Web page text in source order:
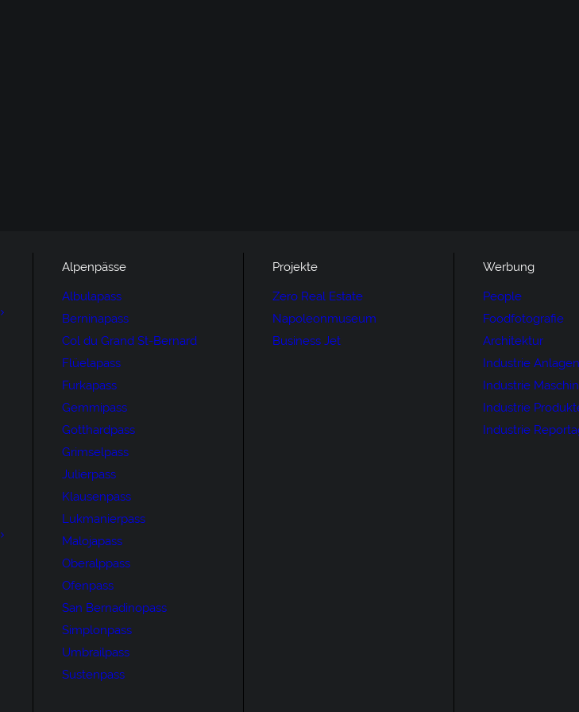
Alpenpässe
Albulapass
Berninapass
Col du Grand St-Bernard
Flüelapass
Furkapass
Gemmipass
Gotthardpass
Grimselpass
Julierpass
Klausenpass
Lukmanierpass
Malojapass
Oberalppass
Ofenpass
San Bernadinopass
Simplonpass
Umbrailpass
Sustenpass
Projekte
Zero Real Estate
Napoleonmuseum
Business Jet
Werbung
People
Foodfotografie
Architektur
Industrie Anlagen
Industrie
Industrie
Industrie